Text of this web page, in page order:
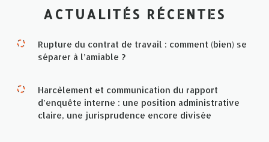
ACTUALITÉS RÉCENTES
Rupture du contrat de travail : comment (bien) se
séparer à l’amiable ?
Harcèlement et communication du rapport
d’enquête interne : une position administrative
claire, une jurisprudence encore divisée